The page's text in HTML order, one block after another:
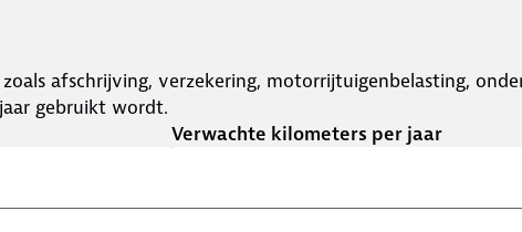
afschrijving, verzekering, motorrijtuigenbelasting,
gebruikt wordt.
Verwachte kilometers per jaar